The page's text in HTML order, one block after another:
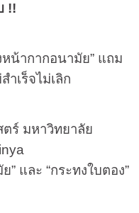
!!
ากากอนามัย” แถม
เร็จไม่เลิก
มหาวิทยาลัย
และ “กระทงใบตอง”